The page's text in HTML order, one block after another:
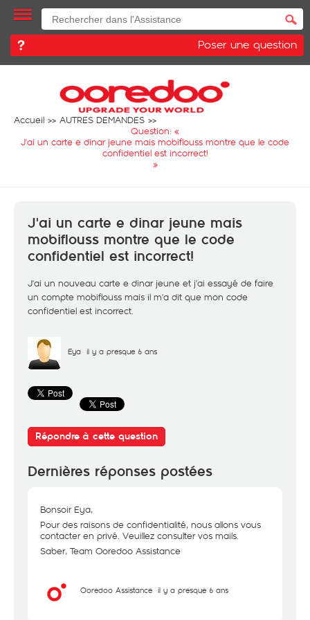
Poser une question
Accueil
AUTRES DEMANDES
Question: «
J'ai un carte e dinar jeune mais mobiflouss montre que le code
confidentiel est incorrect!
»
J'ai un carte e dinar jeune mais
mobiflouss montre que le code
confidentiel est incorrect!
J'ai un nouveau carte e dinar jeune et j'ai essayé de faire
un compte mobiflouss mais il m'a dit que mon code
confidentiel est incorrect.
Eya il y a presque 6 ans
Répondre à cette question
Dernières réponses postées
Bonsoir Eya,
Pour des raisons de confidentialité, nous allons vous
contacter en privé. Veuillez consulter vos mails.
Saber, Team Ooredoo Assistance
Ooredoo Assistance il y a presque 6 ans